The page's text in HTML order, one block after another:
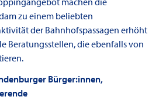
zu einem beliebten
der Bahnhofspassagen erhöht
Beratungsstellen, die ebenfalls von
Bürger:innen,